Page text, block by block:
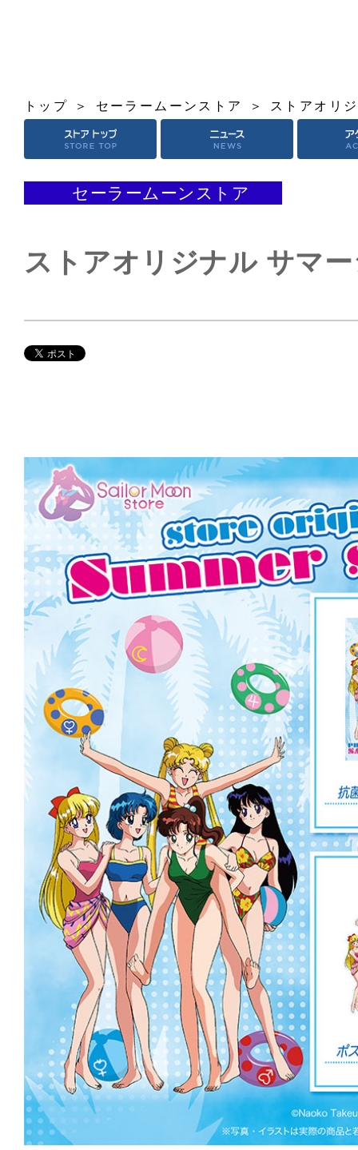
トップ セーラームーンストア ストアオリ
セーラームーンストア
ストアオリジナル サマ